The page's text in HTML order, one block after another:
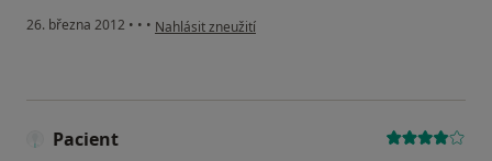
26. března 2012 • • • podle názoru uživatele Váš účet byl odstraněn
Nahlásit zneužití
Pacient